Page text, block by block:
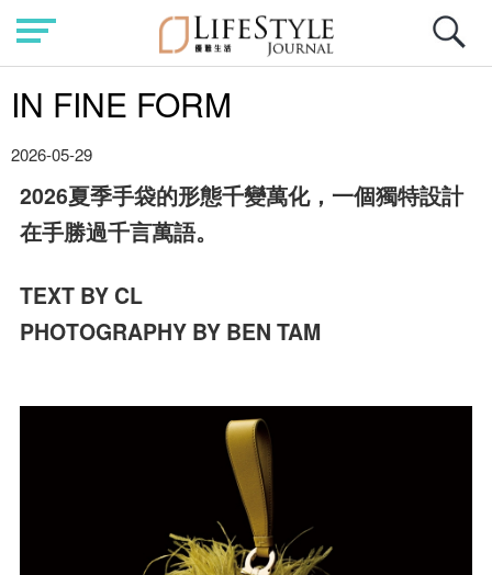
IN FINE FORM
2026-05-29
2026夏季手袋的形態千變萬化，一個獨特設計
在手勝過千言萬語。
TEXT BY CL
PHOTOGRAPHY BY BEN TAM